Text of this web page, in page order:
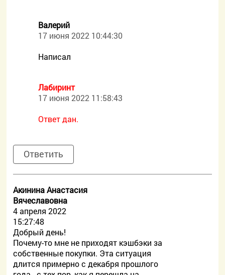
Валерий
17 июня 2022 10:44:30
Написал
Лабиринт
17 июня 2022 11:58:43
Ответ дан.
Ответить
Акинина Анастасия
Вячеславовна
4 апреля 2022
15:27:48
Добрый день!
Почему-то мне не приходят кэшбэки за
собственные покупки. Эта ситуация
длится примерно с декабря прошлого